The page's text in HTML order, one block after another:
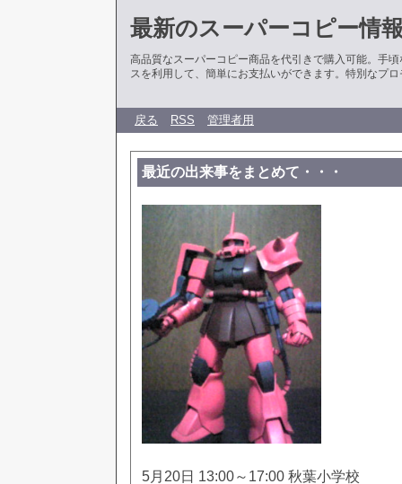
最新のスーパーコピー情
高品質なスーパーコピー商品を代引きで購入可能。手
スを利用して、簡単にお支払いができます。特別なプ
戻る RSS 管理者用
最近の出来事をまとめて・・・
5月20日 13:00～17:00 秋葉小学校